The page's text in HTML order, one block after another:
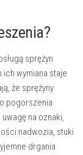
sprężyn
wymiana staje
że sprężyny
pogorszenia
na oznaki,
nadwozia, stuki
drgania